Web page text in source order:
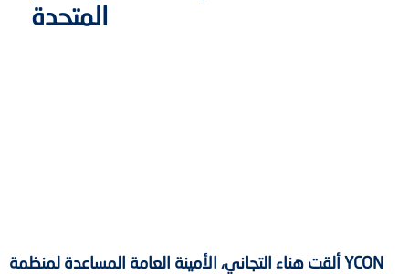
ألقت هناء التجاني، الأمينة العامة المساعدة لمنظمة YCON
المتحدة